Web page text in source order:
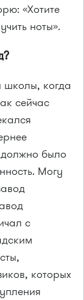
«Хотите
ноты».
школы, когда
сейчас
было
Могу
с
которых